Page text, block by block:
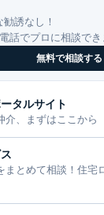
誘なし！
話でプロに相談でき
無料で相談する
タルサイト
介、まずはここから
まとめて相談！住宅